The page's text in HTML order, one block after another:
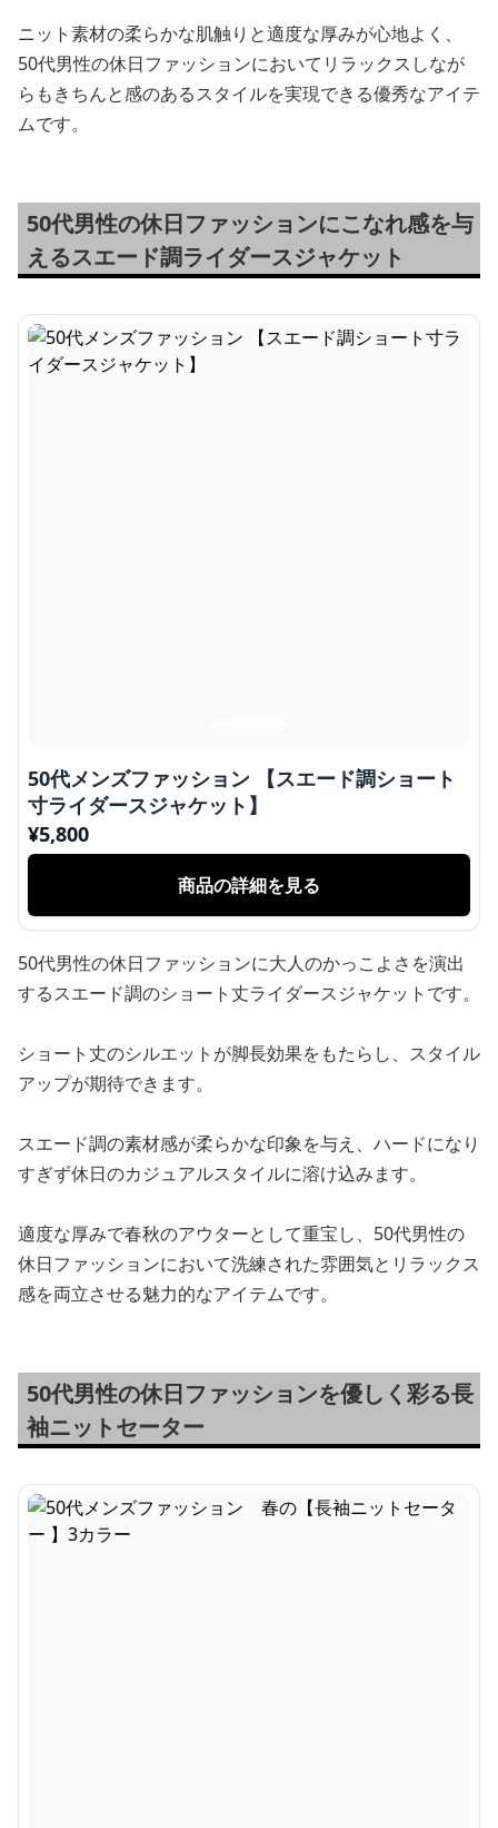
ニット素材の柔らかな肌触りと適度な厚みが心地よく、
50代男性の休日ファッションにおいてリラックスしなが
らもきちんと感のあるスタイルを実現できる優秀なアイテ
ムです。
50代男性の休日ファッションにこなれ感を与
えるスエード調ライダースジャケット
50代メンズファッション 【スエード調ショート
寸ライダースジャケット】
¥5,800
商品の詳細を見る
50代男性の休日ファッションに大人のかっこよさを演出
するスエード調のショート丈ライダースジャケットです。
ショート丈のシルエットが脚長効果をもたらし、スタイル
アップが期待できます。
スエード調の素材感が柔らかな印象を与え、ハードになり
すぎず休日のカジュアルスタイルに溶け込みます。
適度な厚みで春秋のアウターとして重宝し、50代男性の
休日ファッションにおいて洗練された雰囲気とリラックス
感を両立させる魅力的なアイテムです。
50代男性の休日ファッションを優しく彩る長
袖ニットセーター